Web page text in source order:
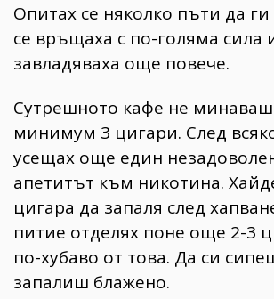
Опитах се няколко пъти да ги
се връщаха с по-голяма сила
завладяваха още повече.
Сутрешното кафе не
минимум 3 цигари. След
усещах още един
апетитът към никотина.
цигара да запаля след
питие отделях поне още 2-3
по-хубаво от това. Да си
запалиш блажено.